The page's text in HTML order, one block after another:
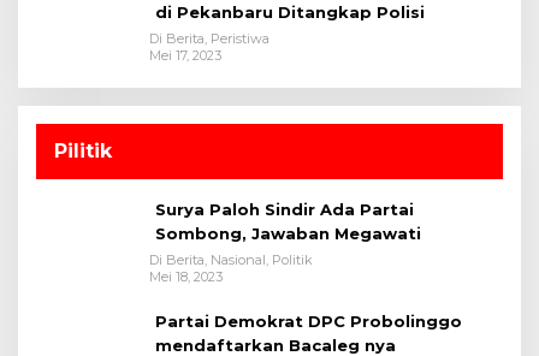
di Pekanbaru Ditangkap Polisi
Di Berita, Peristiwa
Mei 17, 2023
Pilitik
Surya Paloh Sindir Ada Partai
Sombong, Jawaban Megawati
Di Berita, Nasional, Politik
Mei 18, 2023
Partai Demokrat DPC Probolinggo
mendaftarkan Bacaleg nya